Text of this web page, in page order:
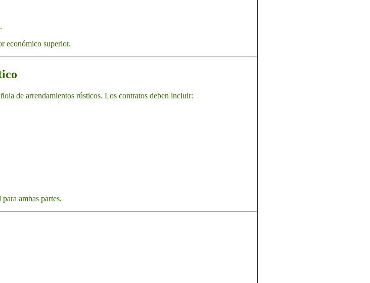
económico superior.
de arrendamientos rústicos. Los contratos deben incluir:
ambas partes.